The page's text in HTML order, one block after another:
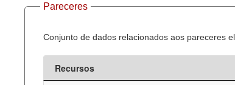
Pareceres
Conjunto de dados relacionados aos pareceres
Recursos